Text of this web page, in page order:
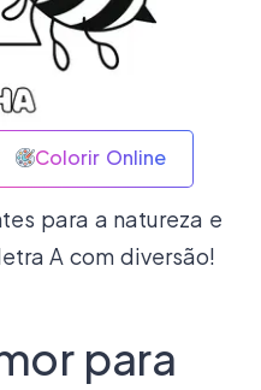
Colorir Online
para a natureza e
A com diversão!
para